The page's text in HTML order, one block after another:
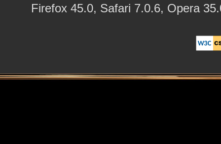
Firefox 45.0, Safari 7.0.6, Opera